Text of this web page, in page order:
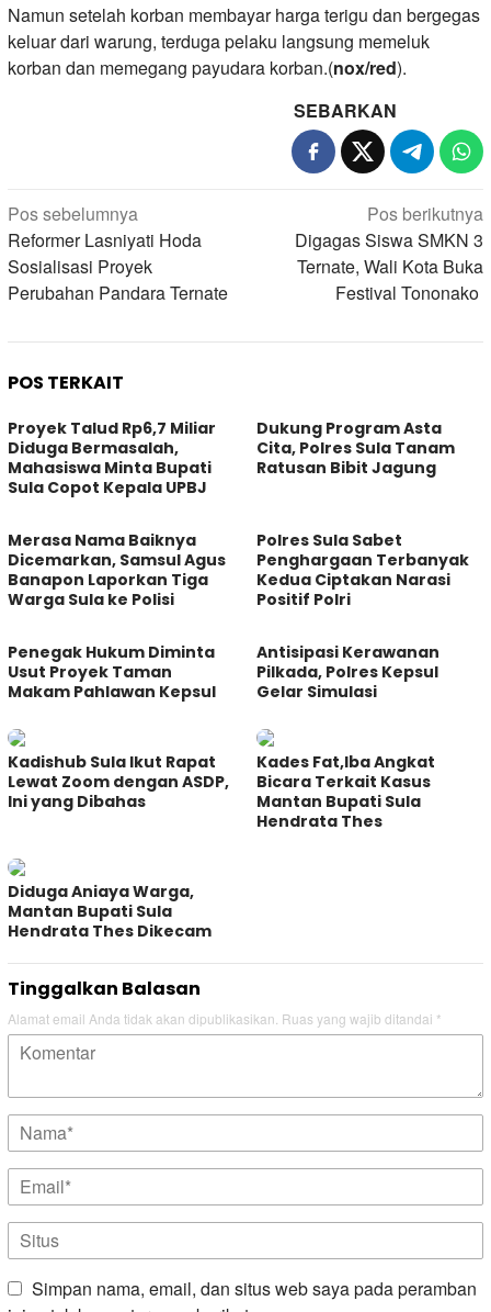
Namun setelah korban membayar harga terigu dan bergegas
keluar dari warung, terduga pelaku langsung memeluk
korban dan memegang payudara korban.(nox/red).
SEBARKAN
Navigasi
pos
Pos sebelumnya
Reformer Lasniyati Hoda
Sosialisasi Proyek
Perubahan Pandara Ternate
Pos berikutnya
Digagas Siswa SMKN 3
Ternate, Wali Kota Buka
Festival Tononako
POS TERKAIT
Proyek Talud Rp6,7 Miliar
Diduga Bermasalah,
Mahasiswa Minta Bupati
Sula Copot Kepala UPBJ
Dukung Program Asta
Cita, Polres Sula Tanam
Ratusan Bibit Jagung
Merasa Nama Baiknya
Dicemarkan, Samsul Agus
Banapon Laporkan Tiga
Warga Sula ke Polisi
Polres Sula Sabet
Penghargaan Terbanyak
Kedua Ciptakan Narasi
Positif Polri
Penegak Hukum Diminta
Usut Proyek Taman
Makam Pahlawan Kepsul
Antisipasi Kerawanan
Pilkada, Polres Kepsul
Gelar Simulasi
Kadishub Sula Ikut Rapat
Lewat Zoom dengan ASDP,
Ini yang Dibahas
Kades Fat,Iba Angkat
Bicara Terkait Kasus
Mantan Bupati Sula
Hendrata Thes
Diduga Aniaya Warga,
Mantan Bupati Sula
Hendrata Thes Dikecam
Tinggalkan Balasan
Alamat email Anda tidak akan dipublikasikan. Ruas yang wajib ditandai *
Simpan nama, email, dan situs web saya pada peramban